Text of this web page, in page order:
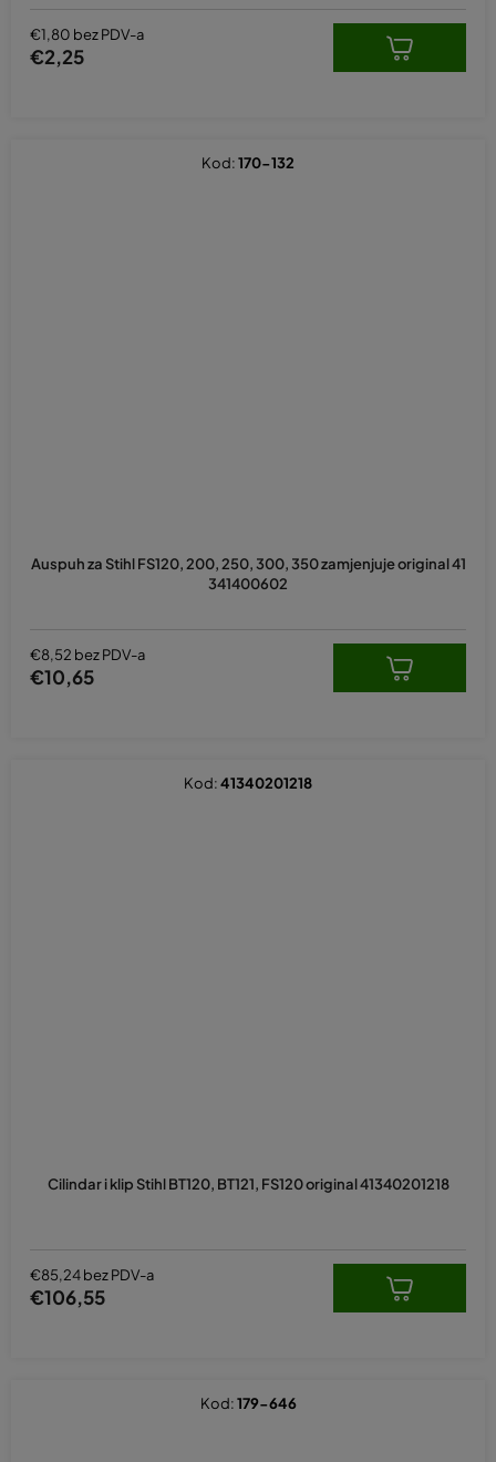
€1,80 bez PDV-a
€2,25
Auspuh za Stihl FS120, 200, 250, 300, 350 zamjenjuje original 41
341400602
€8,52 bez PDV-a
€10,65
Kod:170-132
Cilindar i klip Stihl BT120, BT121, FS120 original 41340201218
€85,24 bez PDV-a
€106,55
Kod:41340201218
Kod:179-646